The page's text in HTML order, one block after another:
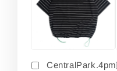
CentralPark.4pm